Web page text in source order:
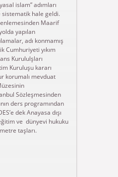
islam” adımları
sistematik hale geldi.
Maarif
yapılan
adı konmamış
Cumhuriyeti yıkım
Kurululşları
Kuruluşu kararı
korumalı mevduat
Sözleşmesinden
ders programından
dek Anayasa dışı
ve dünyevi hukuku
taşları.